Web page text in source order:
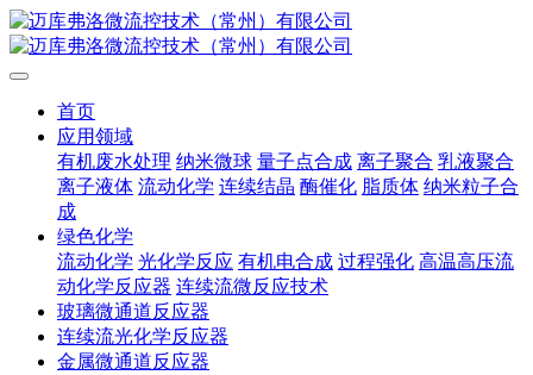
首页
应用领域
有机废水处理 纳米微球 量子点合成 离子聚合 乳液聚合
离子液体 流动化学 连续结晶 酶催化 脂质体 纳米粒子合
成
绿色化学
流动化学 光化学反应 有机电合成 过程强化 高温高压流
动化学反应器 连续流微反应技术
玻璃微通道反应器
连续流光化学反应器
金属微通道反应器